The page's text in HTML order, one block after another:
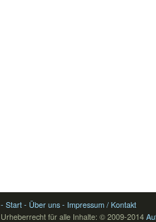
- Start - Über uns - Impressum / Kontakt
Urheberrecht für alle Inhalte: © 2009-2014